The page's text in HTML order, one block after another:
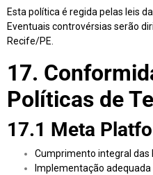
Esta política é regida pelas leis
Eventuais controvérsias serão
Recife/PE.
17.
Políticas de
17.1 Meta
Cumprimento integral das
Implementação adequada